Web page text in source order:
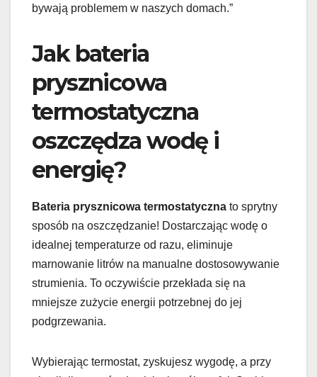
bywają problemem w naszych domach.”
Jak bateria
prysznicowa
termostatyczna
oszczędza wodę i
energię?
Bateria prysznicowa termostatyczna to sprytny
sposób na oszczędzanie! Dostarczając wodę o
idealnej temperaturze od razu, eliminuje
marnowanie litrów na manualne dostosowywanie
strumienia. To oczywiście przekłada się na
mniejsze zużycie energii potrzebnej do jej
podgrzewania.
Wybierając termostat, zyskujesz wygodę, a przy